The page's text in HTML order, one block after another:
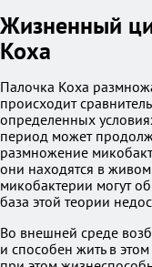
Жизненный
Коха
Палочка Коха
происходит
определенных
период может
размножение
они находятся в живом
микобактерии могут
база этой теории
Во внешней среде
и способен жить в